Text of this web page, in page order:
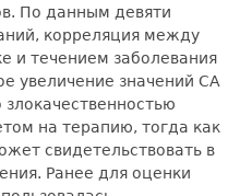
По данным девяти
корреляция между
и течением заболевания
увеличение значений СА
на терапию, тогда как
свидетельствовать в
Ранее для оценки